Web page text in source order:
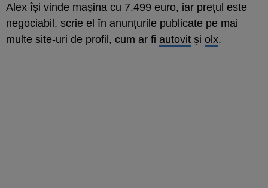
Alex își vinde mașina cu 7.499 euro, iar prețul este
negociabil, scrie el în anunțurile publicate pe mai
multe site-uri de profil, cum ar fi autovit și olx.